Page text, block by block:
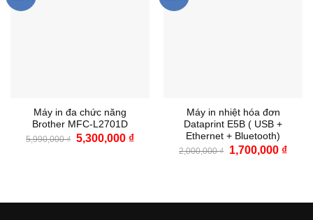
Máy in đa chức năng
Brother MFC-L2701D
5,990,000₫ Giá
gốc
5,300,000 ₫Giá
Máy in nhiệt hóa đơn
Dataprint E5B ( USB +
Ethernet + Bluetooth)
2,000,000₫
Giá
gốc
1,700,000 ₫Giá